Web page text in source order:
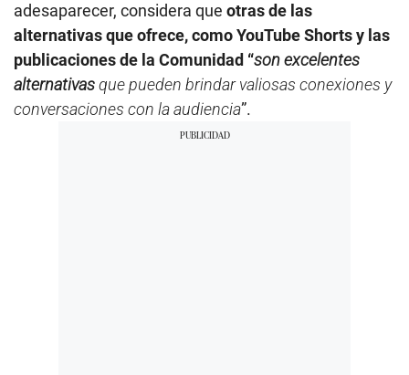
adesaparecer, considera que otras de las
alternativas que ofrece, como YouTube Shorts y las
publicaciones de la Comunidad “son excelentes
alternativasque pueden brindar valiosas conexiones y
conversaciones con la audiencia”.